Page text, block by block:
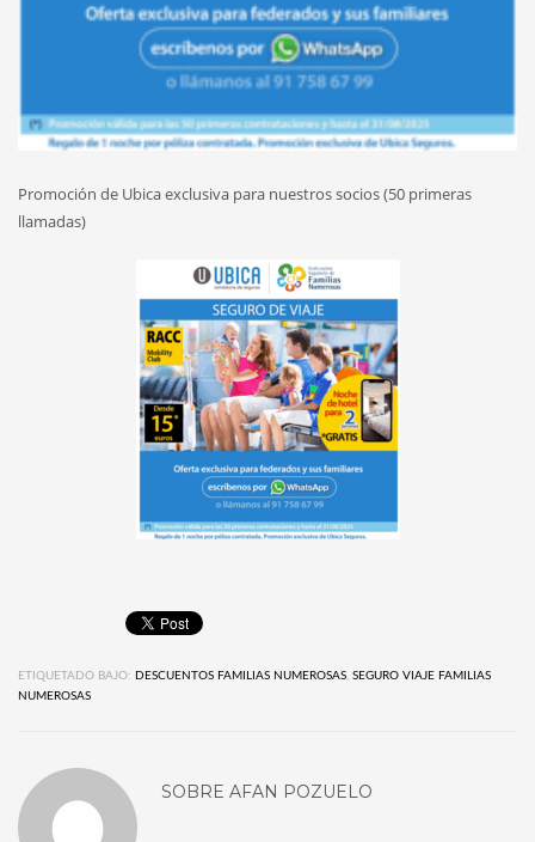
Promoción de Ubica exclusiva para nuestros socios (50 primeras
llamadas)
ETIQUETADO BAJO: DESCUENTOS FAMILIAS NUMEROSAS, SEGURO VIAJE FAMILIAS
NUMEROSAS
SOBRE AFAN POZUELO